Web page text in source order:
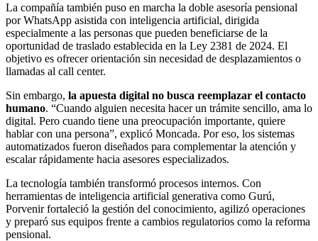
La compañía también puso en marcha la doble asesoría pensional
por WhatsApp asistida con inteligencia artificial, dirigida
especialmente a las personas que pueden beneficiarse de la
oportunidad de traslado establecida en la Ley 2381 de 2024. El
objetivo es ofrecer orientación sin necesidad de desplazamientos o
llamadas al call center.
Sin embargo, la apuesta digital no busca reemplazar el contacto
humano. “Cuando alguien necesita hacer un trámite sencillo, ama lo
digital. Pero cuando tiene una preocupación importante, quiere
hablar con una persona”, explicó Moncada. Por eso, los sistemas
automatizados fueron diseñados para complementar la atención y
escalar rápidamente hacia asesores especializados.
La tecnología también transformó procesos internos. Con
herramientas de inteligencia artificial generativa como Gurú,
Porvenir fortaleció la gestión del conocimiento, agilizó operaciones
y preparó sus equipos frente a cambios regulatorios como la reforma
pensional.